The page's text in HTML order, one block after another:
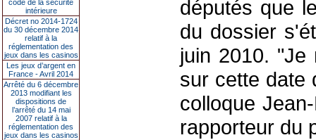
code de la sécurité
intérieure
Décret no 2014-1724
du 30 décembre 2014
relatif à la
réglementation des
jeux dans les casinos
Les jeux d’argent en
France - Avril 2014
Arrêté du 6 décembre
2013 modifiant les
dispositions de
l’arrêté du 14 mai
2007 relatif à la
réglementation des
jeux dans les casinos
députés que
du dossier
juin 2010. "Je
sur cette date
colloque
rapporteur du